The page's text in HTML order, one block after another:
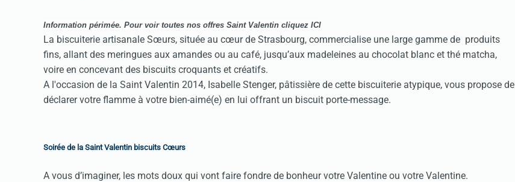
Information périmée. Pour voir toutes nos offres Saint Valentin cliquez ICI
La biscuiterie artisanale Sœurs, située au cœur de Strasbourg, commercialise une large gamme de produits
fins, allant des meringues aux amandes ou au café, jusqu’aux madeleines au chocolat blanc et thé matcha,
voire en concevant des biscuits croquants et créatifs.
A l'occasion de la Saint Valentin 2014, Isabelle Stenger, pâtissière de cette biscuiterie atypique, vous propose de
déclarer votre flamme à votre bien-aimé(e) en lui offrant un biscuit porte-message.
Soirée de la Saint Valentin biscuits Cœurs
A vous d’imaginer, les mots doux qui vont faire fondre de bonheur votre Valentine ou votre Valentine.